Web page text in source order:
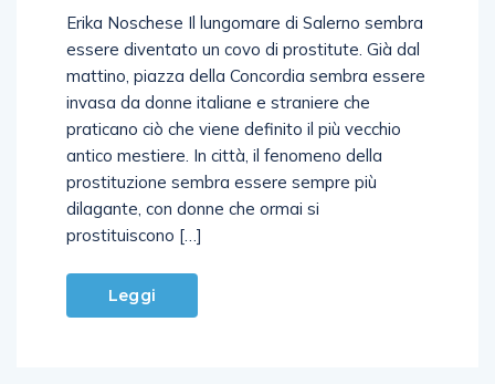
Erika Noschese Il lungomare di Salerno sembra
essere diventato un covo di prostitute. Già dal
mattino, piazza della Concordia sembra essere
invasa da donne italiane e straniere che
praticano ciò che viene definito il più vecchio
antico mestiere. In città, il fenomeno della
prostituzione sembra essere sempre più
dilagante, con donne che ormai si
prostituiscono […]
Leggi